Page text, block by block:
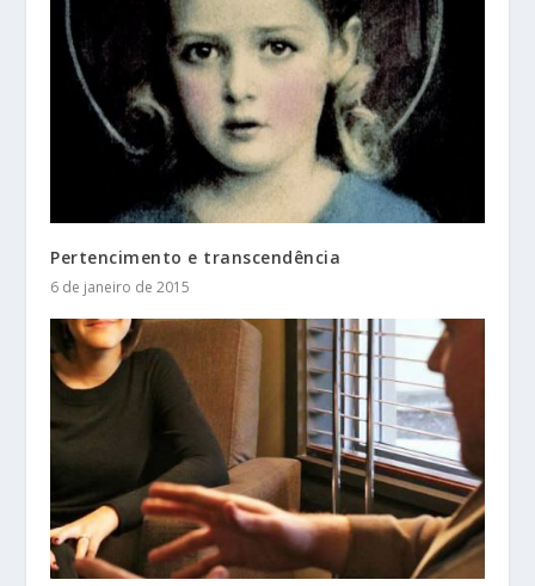
Pertencimento e transcendência
6 de janeiro de 2015